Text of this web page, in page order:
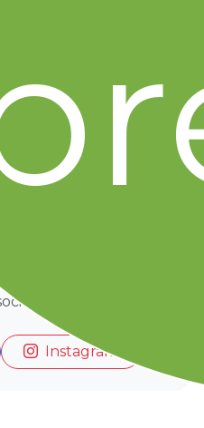
Supermercado.
CUENTA
este artículo?
tu opinión.
en nuestras
Instagram